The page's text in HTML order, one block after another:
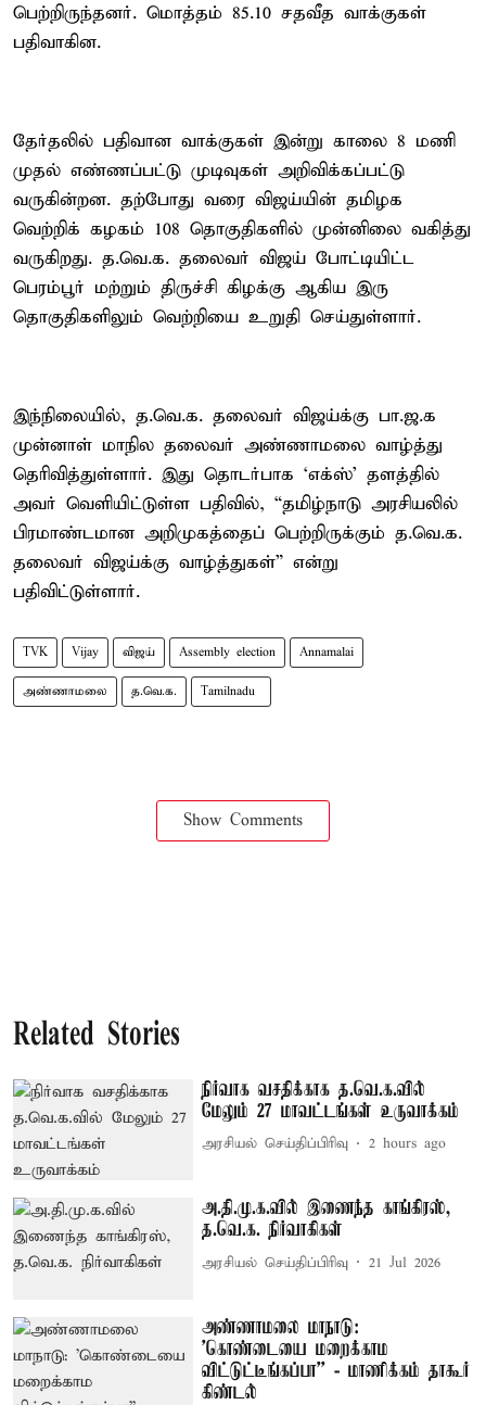
பெற்றிருந்தனர். மொத்தம் 85.10 சதவீத வாக்குகள்
பதிவாகின.
தேர்தலில் பதிவான வாக்குகள் இன்று காலை 8 மணி
முதல் எண்ணப்பட்டு முடிவுகள் அறிவிக்கப்பட்டு
வருகின்றன. தற்போது வரை விஜய்யின் தமிழக
வெற்றிக் கழகம் 108 தொகுதிகளில் முன்னிலை வகித்து
வருகிறது. த.வெ.க. தலைவர் விஜய் போட்டியிட்ட
பெரம்பூர் மற்றும் திருச்சி கிழக்கு ஆகிய இரு
தொகுதிகளிலும் வெற்றியை உறுதி செய்துள்ளார்.
இந்நிலையில், த.வெ.க. தலைவர் விஜய்க்கு பா.ஜ.க
முன்னாள் மாநில தலைவர் அண்ணாமலை வாழ்த்து
தெரிவித்துள்ளார். இது தொடர்பாக ‘எக்ஸ்’ தளத்தில்
அவர் வெளியிட்டுள்ள பதிவில், “தமிழ்நாடு அரசியலில்
பிரமாண்டமான அறிமுகத்தைப் பெற்றிருக்கும் த.வெ.க.
தலைவர் விஜய்க்கு வாழ்த்துகள்” என்று
பதிவிட்டுள்ளார்.
TVK Vijay விஜய் Assembly election Annamalai
அண்ணாமலை த.வெ.க. Tamilnadu ​
Show Comments
Related Stories
நிர்வாக வசதிக்காக த.வெ.க.வில்
மேலும் 27 மாவட்டங்கள் உருவாக்கம்
அரசியல் செய்திப்பிரிவு 2 hours ago
அ.தி.மு.க.வில் இணைந்த காங்கிரஸ்,
த.வெ.க. நிர்வாகிகள்
அரசியல் செய்திப்பிரிவு 21 Jul 2026
அண்ணாமலை மாநாடு:
'கொண்டையை மறைக்காம
விட்டுட்டீங்கப்பா'' - மாணிக்கம் தாகூர்
கிண்டல்